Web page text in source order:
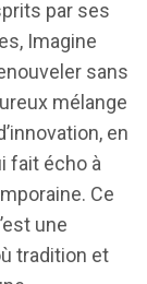
par ses
Imagine
sans
mélange
en
fait écho à
Ce
une
tradition et